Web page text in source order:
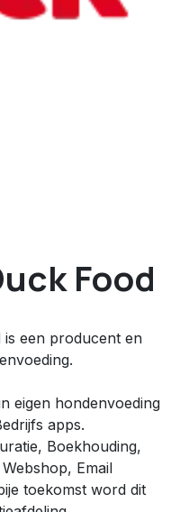
Food
een producent en
eigen hondenvoeding
apps.
Boekhouding,
Email
toekomst word dit